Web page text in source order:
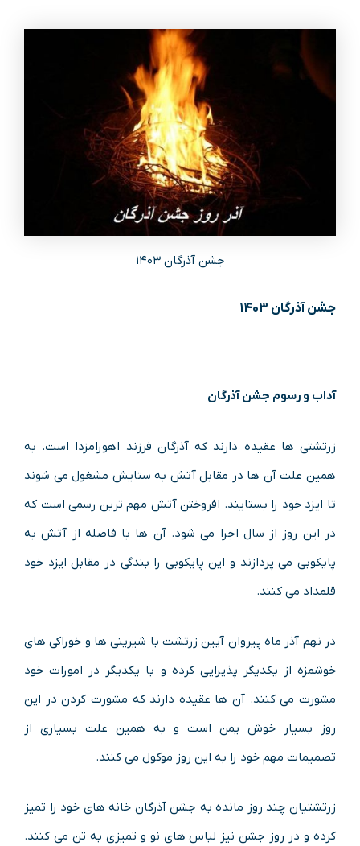
جشن آذرگان ۱۴۰۳
جشن آذرگان ۱۴۰۳
آداب و رسوم جشن آذرگان
زرتشتی ها عقیده دارند که آذرگان فرزند اهورامزدا است. به
همین علت آن ها در مقابل آتش به ستایش مشغول می شوند
تا ایزد خود را بستایند. افروختن آتش مهم ترین رسمی است که
در این روز از سال اجرا می شود. آن ها با فاصله از آتش به
پایکوبی می پردازند و این پایکوبی را بندگی در مقابل ایزد خود
قلمداد می کنند.
در نهم آذر ماه پیروان آیین زرتشت با شیرینی ها و خوراکی های
خوشمزه از یکدیگر پذیرایی کرده و با یکدیگر در امورات خود
مشورت می کنند. آن ها عقیده دارند که مشورت کردن در این
روز بسیار خوش یمن است و به همین علت بسیاری از
تصمیمات مهم خود را به این روز موکول می کنند.
زرتشتیان چند روز مانده به جشن آذرگان خانه های خود را تمیز
کرده و در روز جشن نیز لباس های نو و تمیزی به تن می کنند.